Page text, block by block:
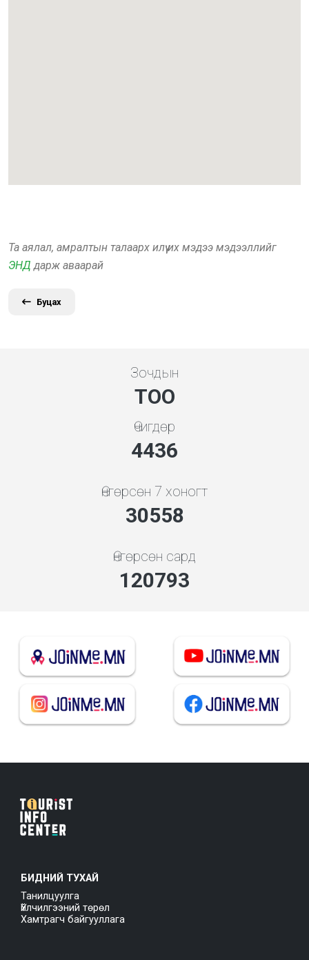
Та аялал, амралтын талаарх илүү их мэдээ мэдээллийг
ЭНД дарж аваарай
Буцах
Зочдын
ТОО
Өчигдөр
5119
Өнгөрсөн 7 хоногт
35259
Өнгөрсөн сард
139377
БИДНИЙ ТУХАЙ
Танилцуулга
Үйлчилгээний төрөл
Хамтрагч байгууллага